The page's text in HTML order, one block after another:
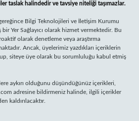
taslak halindedir ve tavsiye niteliği taşımazlar.
Bilgi Teknolojileri ve İletişim Kurumu
bir Yer Sağlayıcı olarak hizmet vermektedir. Bu
olarak denetleme veya araştırma
Ancak, üyelerimiz yazdıkları içeriklerin
siteye üye olarak bu sorumluluğu kabul etmiş
aykırı olduğunu düşündüğünüz içerikleri,
adresine bildirmeniz halinde, ilgili içerikler
kaldırılacaktır.